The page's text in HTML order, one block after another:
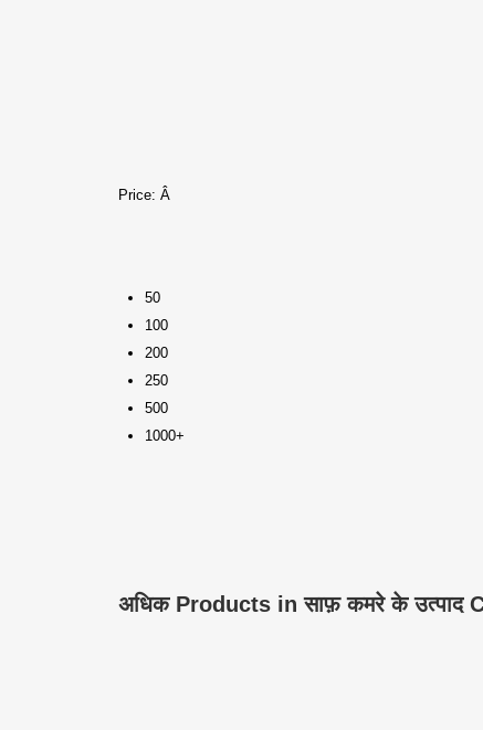
Price: Â
50
100
200
250
500
1000+
अधिक Products in साफ़ कमरे के उत्पाद